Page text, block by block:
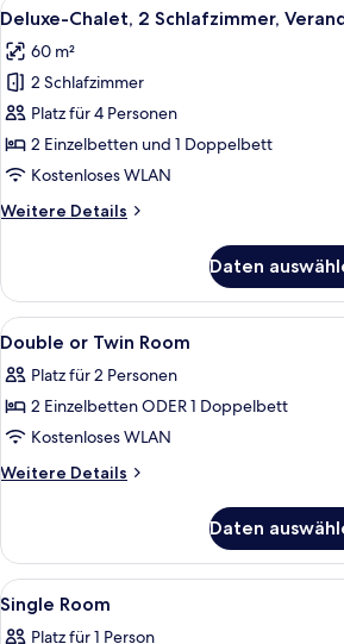
Fotos
für
Deluxe-
Chalet,
2 Schlafzimmer,
Veranda,
Garten
1
Deluxe-Chalet, 2 Schlafzimmer,
60 m²
2 Schlafzimmer
Platz für 4 Personen
2 Einzelbetten und 1 Doppelbett
Kostenloses WLAN
Weitere Details
Weitere
Chalet,
2 Schlafzimmer,
Veranda,
Garten
hin
Daten
Alle
Fotos
für
Double
or
Twin
Ein
2
Double or Twin Room
Platz für 2 Personen
2 Einzelbetten ODER 1 Doppelbett
Kostenloses WLAN
Weitere Details
Weitere
or
Twin
Room
Daten
Alle
Fotos
Ein
2
Single Room
Platz für 1 Person